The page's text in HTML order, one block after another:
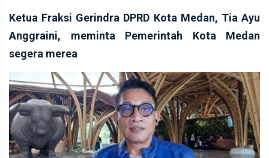
Ketua Fraksi Gerindra DPRD Kota Medan, Tia Ayu
Anggraini, meminta Pemerintah Kota Medan
segera merea